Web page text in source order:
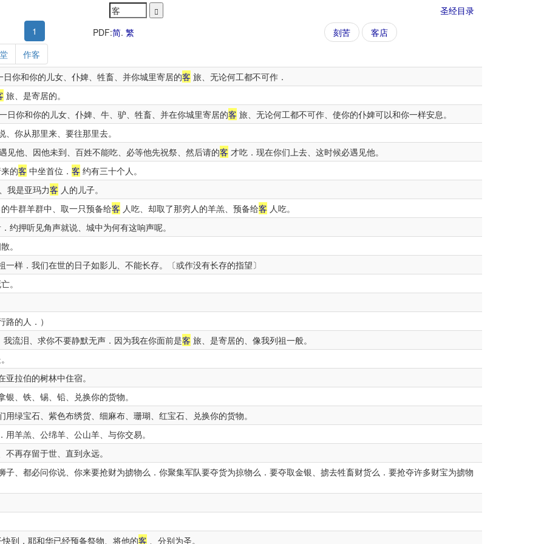
圣经目录
1
PDF:简. 繁 刻苦
客店
作客
你和你的儿女、仆婢、牲畜、并你城里寄居的客 旅、无论何工都不可作．
旅、是寄居的。
你和你的儿女、仆婢、牛、驴、牲畜、并在你城里寄居的客 旅、无论何工都不可作、使你的仆婢可以和你一样安息。
你从那里来、要往那里去。
他、因他未到、百姓不能吃、必等他先祝祭、然后请的客 才吃．现在你们上去、这时候必遇见他。
的客 中坐首位． 客 约有三十个人。
我是亚玛力客 人的儿子。
牛群羊群中、取一只预备给客 人吃、却取了那穷人的羊羔、预备给客 人吃。
约押听见角声就说、城中为何有这响声呢。
。
样．我们在世的日子如影儿、不能长存。〔或作没有长存的指望〕
。
的人．）
流泪、求你不要静默无声．因为我在你面前是客 旅、是寄居的、像我列祖一般。
拉伯的树林中住宿。
银、铁、锡、铅、兑换你的货物。
用绿宝石、紫色布绣货、细麻布、珊瑚、红宝石、兑换你的货物。
用羊羔、公绵羊、公山羊、与你交易。
再存留于世、直到永远。
子、都必问你说、你来要抢财为掳物么．你聚集军队要夺货为掠物么．要夺取金银、掳去牲畜财货么．要抢夺许多财宝为掳物
到．耶和华已经预备祭物、将他的客 、分别为圣。